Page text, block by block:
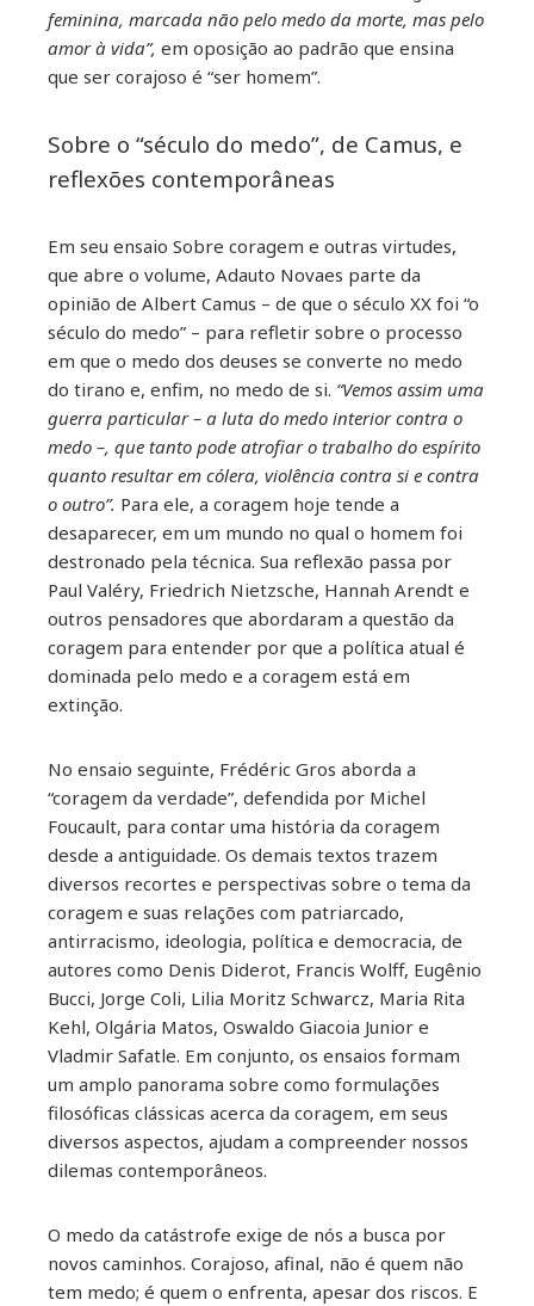
feminina, marcada não pelo medo da morte, mas pelo
amor à vida”, em oposição ao padrão que ensina
que ser corajoso é “ser homem”.
Sobre o “século do medo”, de Camus, e
reflexões contemporâneas
Em seu ensaio Sobre coragem e outras virtudes,
que abre o volume, Adauto Novaes parte da
opinião de Albert Camus – de que o século XX foi “o
século do medo” – para refletir sobre o processo
em que o medo dos deuses se converte no medo
do tirano e, enfim, no medo de si. “Vemos assim uma
guerra particular – a luta do medo interior contra o
medo –, que tanto pode atrofiar o trabalho do espírito
quanto resultar em cólera, violência contra si e contra
o outro”. Para ele, a coragem hoje tende a
desaparecer, em um mundo no qual o homem foi
destronado pela técnica. Sua reflexão passa por
Paul Valéry, Friedrich Nietzsche, Hannah Arendt e
outros pensadores que abordaram a questão da
coragem para entender por que a política atual é
dominada pelo medo e a coragem está em
extinção.
No ensaio seguinte, Frédéric Gros aborda a
“coragem da verdade”, defendida por Michel
Foucault, para contar uma história da coragem
desde a antiguidade. Os demais textos trazem
diversos recortes e perspectivas sobre o tema da
coragem e suas relações com patriarcado,
antirracismo, ideologia, política e democracia, de
autores como Denis Diderot, Francis Wolff, Eugênio
Bucci, Jorge Coli, Lilia Moritz Schwarcz, Maria Rita
Kehl, Olgária Matos, Oswaldo Giacoia Junior e
Vladmir Safatle. Em conjunto, os ensaios formam
um amplo panorama sobre como formulações
filosóficas clássicas acerca da coragem, em seus
diversos aspectos, ajudam a compreender nossos
dilemas contemporâneos.
O medo da catástrofe exige de nós a busca por
novos caminhos. Corajoso, afinal, não é quem não
tem medo; é quem o enfrenta, apesar dos riscos. E